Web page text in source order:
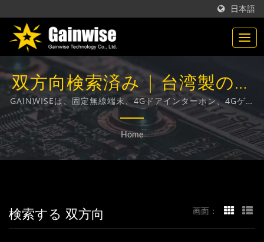
日本語
双方向検索済み | 台湾製の通
信製品メーカー | Gainwise
Technology Co., Ltd.
GAINWISEは、固定無線端末、4Gドアインターホン、4Gゲー
トオープナー、4G煙感知器の設計、開発、製造に特化したメ
ーカーおよび輸出業者です。
Home
検索する 双方向 画面：